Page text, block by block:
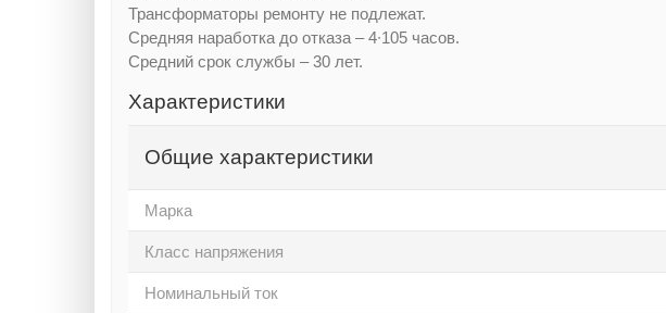
Трансформаторы ремонту не подлежат.
Средняя наработка до отказа – 4∙105 часов.
Средний срок службы – 30 лет.
Характеристики
Общие характеристики
Марка
Класс напряжения
Номинальный ток